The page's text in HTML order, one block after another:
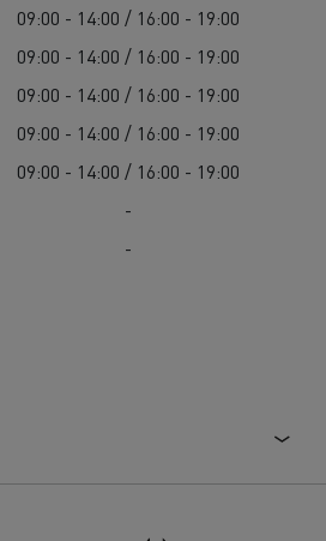
09:00 - 14:00 / 16:00 - 19:00
09:00 - 14:00 / 16:00 - 19:00
09:00 - 14:00 / 16:00 - 19:00
09:00 - 14:00 / 16:00 - 19:00
09:00 - 14:00 / 16:00 - 19:00
-
-